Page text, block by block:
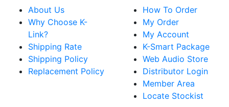
About Us
Why Choose K-
Link?
Shipping Rate
Shipping Policy
Replacement Policy
How To Order
My Order
My Account
K-Smart Package
Web Audio Store
Distributor Login
Member Area
Locate Stockist